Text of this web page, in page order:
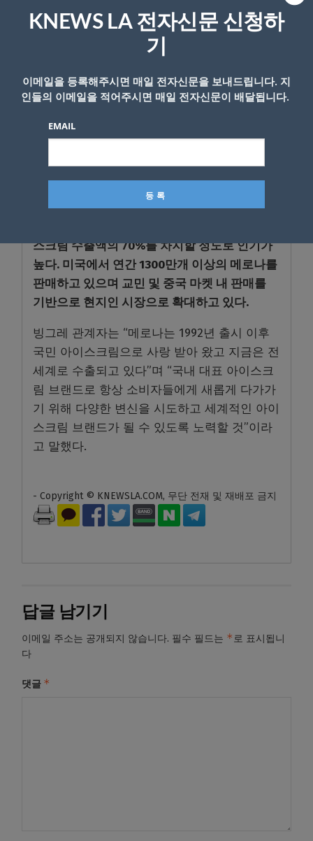
을 상대로 판매하다 시간이 지남에 따라 현지인
들도 메로나를 찾았다. 현재는 하와이 지역 세
븐일레븐과 코스트코의 아이스크림 바 종류 판
이런 인기를 바탕으로 빙그레 메로나는 국내 빙
과업계로는 최초로 미국 현지에서 생산, 판매하
고 있다. 빙그레는 2017년 7월부터 미국 서부 워
상표부착생산(OEM) 방식으로 생산, 판매하고 있
스크림 수출액의 70%를 차지할 정도로 인기가
높다. 미국에서 연간 1300만개 이상의 메로나를
판매하고 있으며 교민 및 중국 마켓 내 판매를
기반으로 현지인 시장으로 확대하고 있다.
빙그레 관계자는 “메로나는 1992년 출시 이후
국민 아이스크림으로 사랑 받아 왔고 지금은 전
세계로 수출되고 있다”며 “국내 대표 아이스크
림 브랜드로 항상 소비자들에게 새롭게 다가가
기 위해 다양한 변신을 시도하고 세계적인 아이
스크림 브랜드가 될 수 있도록 노력할 것”이라
고 말했다.
- Copyright © KNEWSLA.COM, 무단 전재 및 재배포 금지
답글 남기기
이메일 주소는 공개되지 않습니다. 필수 필드는 *로 표시됩니
다
댓글 *
KNEWS LA 전자신문 신청하
기
이메일을 등록해주시면 매일 전자신문을 보내드립니다. 지
인들의 이메일을 적어주시면 매일 전자신문이 배달됩니다.
EMAIL